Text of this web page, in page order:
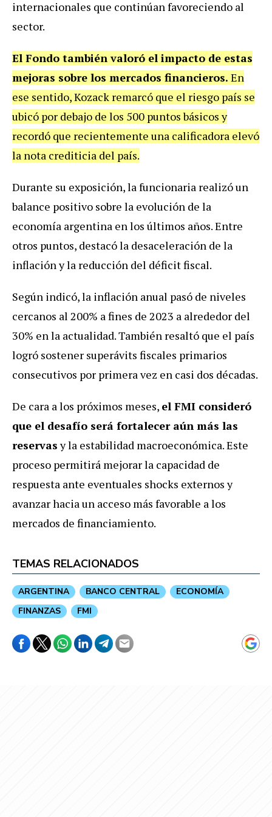
internacionales que continúan favoreciendo al
sector.
El Fondo también valoró el impacto de estas
mejoras sobre los mercados financieros. En
ese sentido, Kozack remarcó que el riesgo país se
ubicó por debajo de los 500 puntos básicos y
recordó que recientemente una calificadora elevó
la nota crediticia del país.
Durante su exposición, la funcionaria realizó un
balance positivo sobre la evolución de la
economía argentina en los últimos años. Entre
otros puntos, destacó la desaceleración de la
inflación y la reducción del déficit fiscal.
Según indicó, la inflación anual pasó de niveles
cercanos al 200% a fines de 2023 a alrededor del
30% en la actualidad. También resaltó que el país
logró sostener superávits fiscales primarios
consecutivos por primera vez en casi dos décadas.
De cara a los próximos meses, el FMI consideró
que el desafío será fortalecer aún más las
reservasy la estabilidad macroeconómica.Este
proceso permitirá mejorar la capacidad de
respuesta ante eventuales shocks externos y
avanzar hacia un acceso más favorable a los
mercados de financiamiento.
TEMAS RELACIONADOS
ARGENTINA BANCO CENTRAL
ECONOMÍA
FINANZAS
FMI